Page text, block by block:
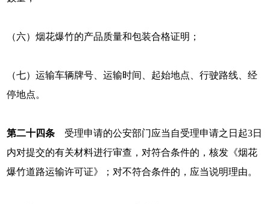
（六）烟花爆竹的产品质量和包装合格证明；
（七）运输车辆牌号、运输时间、起始地点、行驶路线、经
停地点。
第二十四条 受理申请的公安部门应当自受理申请之日起3日
内对提交的有关材料进行审查，对符合条件的，核发《烟花
爆竹道路运输许可证》；对不符合条件的，应当说明理由。